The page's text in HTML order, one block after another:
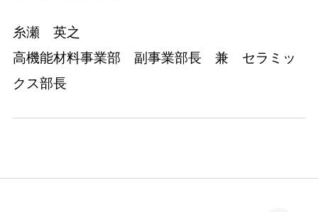
糸瀬 英之
高機能材料事業部 副事業部長 兼 セラミッ
クス部長